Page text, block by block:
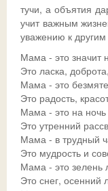
История
Традиции
Музей
Дорожная
Успехи
Телефон доверия
ГИА-2026
Допобразование
ВПР
Школьный
Школьный театр
ДИСТАНТ
СФЕРУМ -
ЦОК - educont.ru
ВК
тучи, а объятия
учит важным
уважению к
Мама - это значит
Это ласка, доброта,
Мама - это
Это радость,
Мама - это на ночь
Это утренний
Мама - в трудный
Это мудрость и
Мама - это зелень
Это снег, осенний